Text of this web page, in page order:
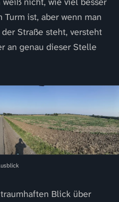
ist, aber wenn man
Straße steht, versteht
an genau dieser Stelle
Blick über